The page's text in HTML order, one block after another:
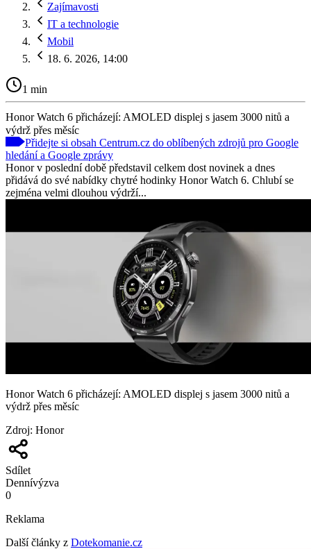
Zajímavosti
IT a technologie
Mobil
18. 6. 2026, 14:00
1 min
Honor Watch 6 přicházejí: AMOLED displej s jasem 3000 nitů a
výdrž přes měsíc
Přidejte si obsah Centrum.cz do oblíbených zdrojů pro Google
hledání a Google zprávy
Honor v poslední době představil celkem dost novinek a dnes
přidává do své nabídky chytré hodinky Honor Watch 6. Chlubí se
zejména velmi dlouhou výdrží...
Honor Watch 6 přicházejí: AMOLED displej s jasem 3000 nitů a
výdrž přes měsíc
Zdroj: Honor
Sdílet
Dennívýzva
0
Reklama
Další články z Dotekomanie.cz